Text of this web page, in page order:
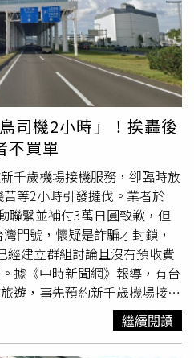
表參道無異的高級百貨與摩天
線纏繞、商家正在賣泰式炒河
種「亂中有序」的生存哲學，
他分享，這幾年曼谷最讓他
，泰國人真的把「逛街」這件
術層次。其中的巔峰之作，絕
（暹羅天地）。 「你有看過誰
冷氣房的嗎？ICONSIAM做到
它當成百貨公司，要把它當成
了泰國各地特色美食，還有
溫去郊區擠水上市場，在這裡
，這對遊客來說簡直是無比幸
線精品的旗艦店，站在戶外
隻，那種繁華感會讓你深刻體
界級的國際大都會！」泰國清
老的大樹旁邊，可一邊喝咖
／五福旅遊提供） 二、泰北
一的正經事如果想體驗有別於
司機2小時」！挨轟後
買單
千歲機場接機服務，卻臨時放
等2小時引發撻伐。業者於
聯繫並補付3萬日圓致歉，但
門號，懷疑是詐騙才封鎖，
經建立群組討論且沒有預收費
據《中時新聞網》報導，有台
遊，事先預約新千歲機場接機
，甚至封鎖聯絡窗口，導致司
營包車接送服務的網友遂於1日
名失聯旅客，讓不少台灣網友
繼續閱讀